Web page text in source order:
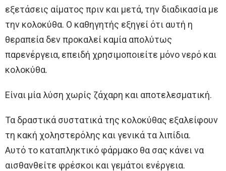
εξετάσεις αίματος πριν και μετά, την διαδικασία με
την κολοκύθα. Ο καθηγητής εξηγεί ότι αυτή η
θεραπεία δεν προκαλεί καμία απολύτως
παρενέργεια, επειδή χρησιμοποιείτε μόνο νερό και
κολοκύθα.
Είναι μία λύση χωρίς ζάχαρη και αποτελεσματική.
Τα δραστικά συστατικά της κολοκύθας εξαλείφουν
τη κακή χοληστερόλης και γενικά τα λιπίδια.
Αυτό το καταπληκτικό φάρμακο θα σας κάνει να
αισθανθείτε φρέσκοι και γεμάτοι ενέργεια.